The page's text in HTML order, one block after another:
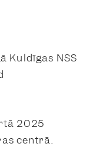
Kuldīgas NSS
2025
centrā.